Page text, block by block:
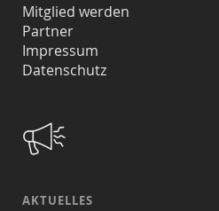
Mitglied werden
Partner
Impressum
Datenschutz
AKTUELLES